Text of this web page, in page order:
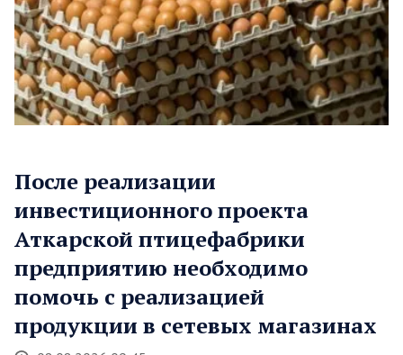
После реализации
инвестиционного проекта
Аткарской птицефабрики
предприятию необходимо
помочь с реализацией
продукции в сетевых магазинах